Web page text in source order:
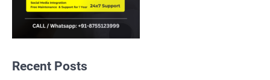
Recent Posts